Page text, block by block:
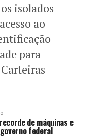
isolados
ao
para
de máquinas e
federal